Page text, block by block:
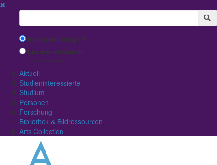
✖
Suchbegriff
Search with Google™
Use Internal Search
(limited result quality)
Aktuell
Studieninteressierte
Studium
Personen
Forschung
Bibliothek & Bildressourcen
Arts Collection